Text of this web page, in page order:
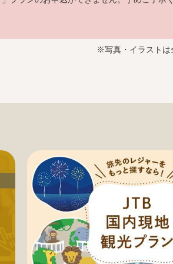
※写真・イラストは